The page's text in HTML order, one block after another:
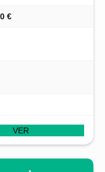
€
VER